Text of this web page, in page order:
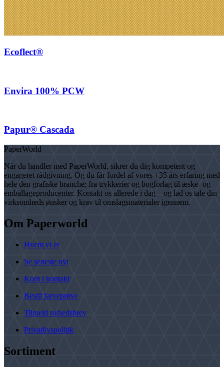
Ecoflect®
Envira 100% PCW
Papur® Cascada
PaperWorld
Når du handler med PaperWorld, sikrer du dig kompetent og
engageret rådgivning. Og du får fordel af vores +35 års erfaring med
hele den grafiske branche; fra trykkerier og bogforlag til æske- og
emballageproducenter. Kontakt os allerede i dag – og lad os tale din
virksomheds ønsker og krav til omslagsmaterialer igennem.
Om Paperworld
Hvem vi er
Se seneste nyt
Kom i kontakt
Bestil farveprøve
Tilmeld nyhedsbrev
Privatlivspolitik
Sortiment